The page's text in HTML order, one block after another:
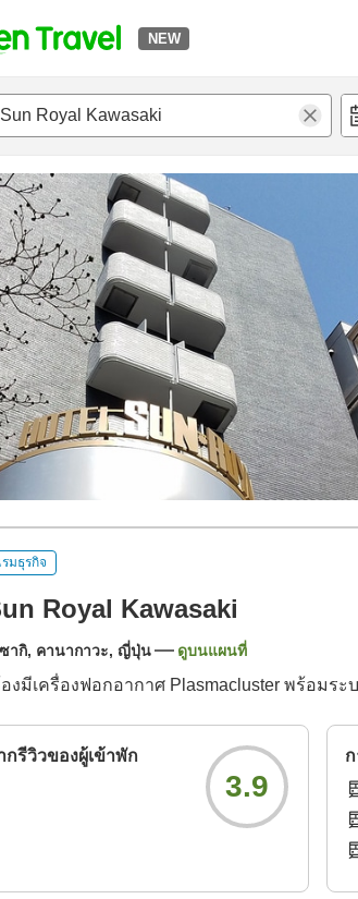
NEW
งพักและแพลนพักรีวิวไฮไลต์ สิ่่งอำนวยความสะดวก
มธุรกิจ
Royal Kawasaki
ากิ, คานากาวะ, ญี่ปุ่น ดูบนแผนที่
มีเครื่องฟอกอากาศ Plasmacluster พร้อมระ
รีวิวของผู้เข้าพัก
3.9